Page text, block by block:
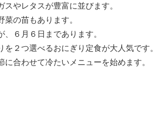
スやレタスが豊富に並びます。
の苗もあります。
６月６日まであります。
を２つ選べるおにぎり定食が大人気です。
に合わせて冷たいメニューを始めます。